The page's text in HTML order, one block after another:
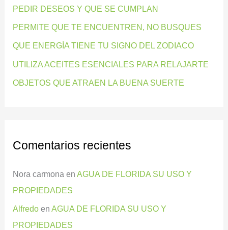
p
o
r
:
PEDIR DESEOS Y QUE SE CUMPLAN
PERMITE QUE TE ENCUENTREN, NO BUSQUES
QUE ENERGÍA TIENE TU SIGNO DEL ZODIACO
UTILIZA ACEITES ESENCIALES PARA RELAJARTE
OBJETOS QUE ATRAEN LA BUENA SUERTE
Comentarios recientes
Nora carmona enAGUA DE FLORIDA SU USO Y
PROPIEDADES
Alfredo enAGUA DE FLORIDA SU USO Y
PROPIEDADES